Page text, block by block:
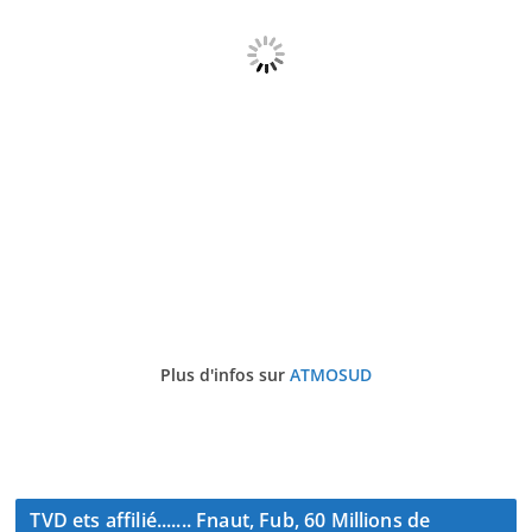
Plus d'infos sur ATMOSUD
TVD ets affilié....... Fnaut, Fub, 60 Millions de